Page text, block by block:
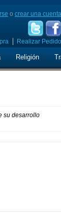
o crear una cuenta
Realizar Pedido
Religión
su desarrollo